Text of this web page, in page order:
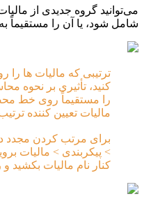
می‌توانید گروه جدیدی از
شامل شود، یا آن را مستقیماً
ترتیبی که مالیات ها
کنید، تأثیری بر نحوه
را مستقیماً روی خط
مالیات تعیین کننده
برای مرتب کردن مجدد
> پیکربندی > مالیات
کنار نام مالیات بکشید و